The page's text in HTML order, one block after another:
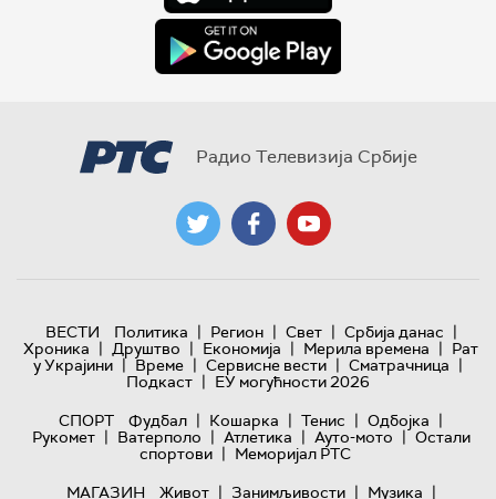
Радио Телевизија Србије
ВЕСТИ Политика | Регион | Свет | Србија данас |
Хроника | Друштво | Економија | Мерила времена | Рат
у Украјини | Време | Сервисне вести | Сматрачница |
Подкаст | ЕУ могућности 2026
СПОРТ
Фудбал | Кошарка | Тенис | Одбојка |
Рукомет | Ватерполо | Атлетика | Ауто-мото | Остали
спортови | Меморијал РТС
МАГАЗИН
Живот | Занимљивости | Музика |